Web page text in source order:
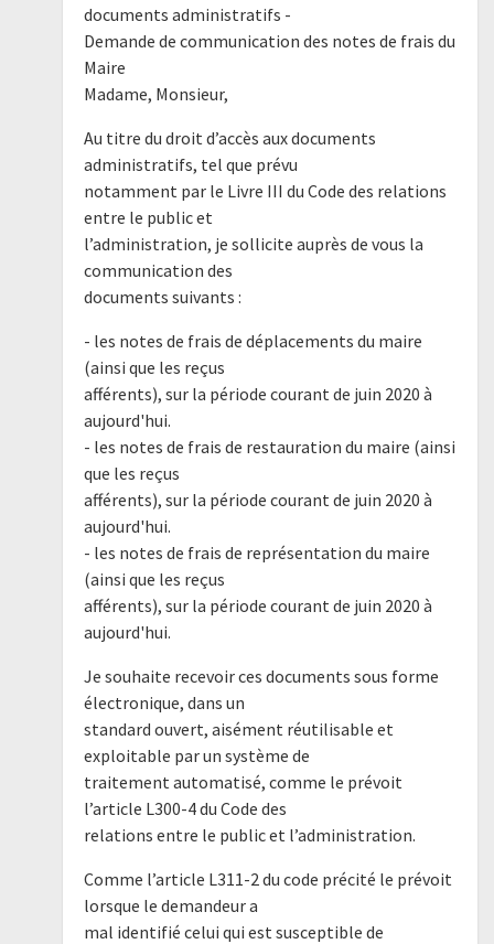
documents administratifs -
Demande de communication des notes de frais du
Maire
Madame, Monsieur,
Au titre du droit d’accès aux documents
administratifs, tel que prévu
notamment par le Livre III du Code des relations
entre le public et
l’administration, je sollicite auprès de vous la
communication des
documents suivants :
- les notes de frais de déplacements du maire
(ainsi que les reçus
afférents), sur la période courant de juin 2020 à
aujourd'hui.
- les notes de frais de restauration du maire (ainsi
que les reçus
afférents), sur la période courant de juin 2020 à
aujourd'hui.
- les notes de frais de représentation du maire
(ainsi que les reçus
afférents), sur la période courant de juin 2020 à
aujourd'hui.
Je souhaite recevoir ces documents sous forme
électronique, dans un
standard ouvert, aisément réutilisable et
exploitable par un système de
traitement automatisé, comme le prévoit
l’article L300-4 du Code des
relations entre le public et l’administration.
Comme l’article L311-2 du code précité le prévoit
lorsque le demandeur a
mal identifié celui qui est susceptible de